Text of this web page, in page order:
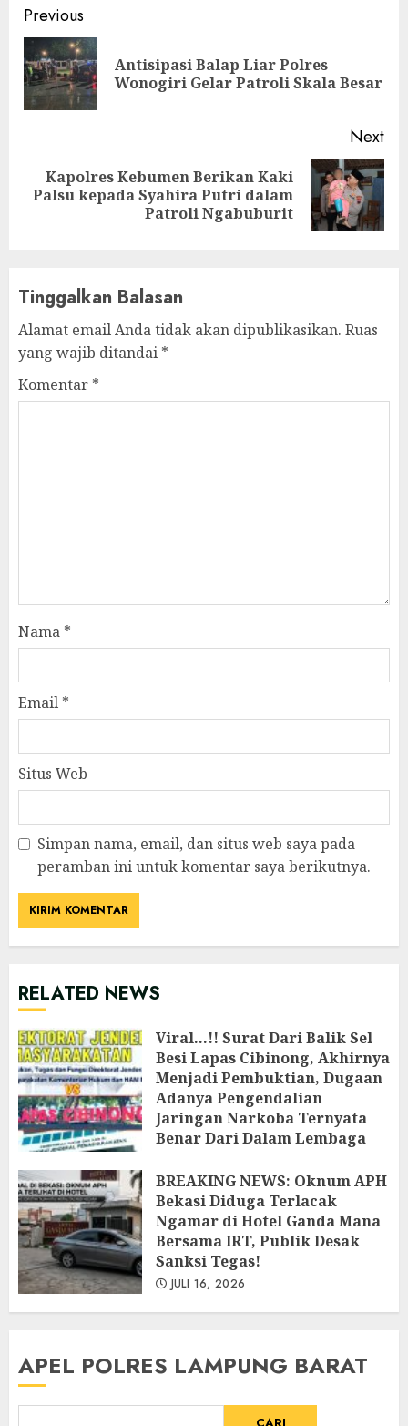
Continue
Reading
Previous
Antisipasi Balap Liar Polres
Wonogiri Gelar Patroli Skala Besar
Next
Next
Kapolres Kebumen Berikan Kaki
Palsu kepada Syahira Putri dalam
Patroli Ngabuburit
Tinggalkan Balasan
Alamat email Anda tidak akan dipublikasikan. Ruas
yang wajib ditandai *
Komentar *
Nama *
Email *
Situs Web
Simpan nama, email, dan situs web saya pada
peramban ini untuk komentar saya berikutnya.
RELATED NEWS
Viral…!! Surat Dari Balik Sel
Besi Lapas Cibinong, Akhirnya
Menjadi Pembuktian, Dugaan
Adanya Pengendalian
Jaringan Narkoba Ternyata
Benar Dari Dalam Lembaga
JULI 26, 2026
‎BREAKING NEWS: Oknum APH
Bekasi Diduga Terlacak
Ngamar di Hotel Ganda Mana
Bersama IRT, Publik Desak
Sanksi Tegas!
JULI 16, 2026
APEL POLRES LAMPUNG BARAT